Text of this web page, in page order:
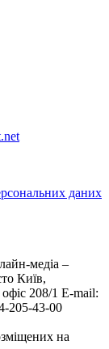
даних
медіа –
Київ,
208/1 E-mail:
205-43-00
на